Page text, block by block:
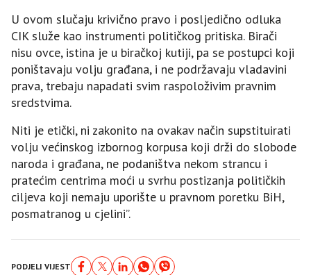
U ovom slučaju krivično pravo i posljedično odluka
CIK služe kao instrumenti političkog pritiska. Birači
nisu ovce, istina je u biračkoj kutiji, pa se postupci koji
poništavaju volju građana, i ne podržavaju vladavini
prava, trebaju napadati svim raspoloživim pravnim
sredstvima.
Niti je etički, ni zakonito na ovakav način supstituirati
volju većinskog izbornog korpusa koji drži do slobode
naroda i građana, ne podaništva nekom strancu i
pratećim centrima moći u svrhu postizanja političkih
ciljeva koji nemaju uporište u pravnom poretku BiH,
posmatranog u cjelini”.
PODJELI VIJEST